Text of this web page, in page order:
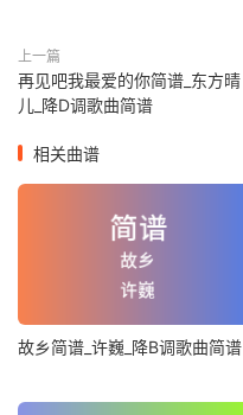
上一篇
再见吧我最爱的你简谱_东方晴
儿_降D调歌曲简谱
相关曲谱
故乡简谱_许巍_降B调歌曲简谱